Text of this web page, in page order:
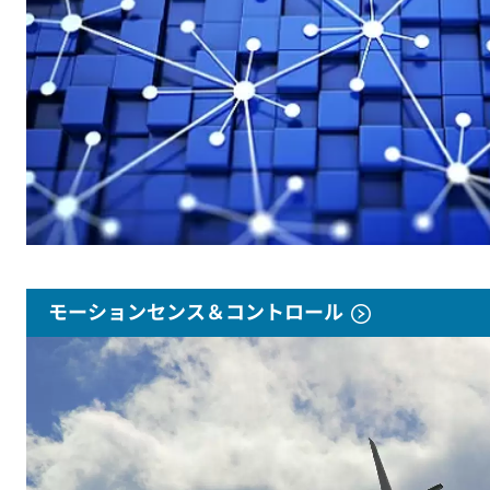
モーションセンス＆コントロール